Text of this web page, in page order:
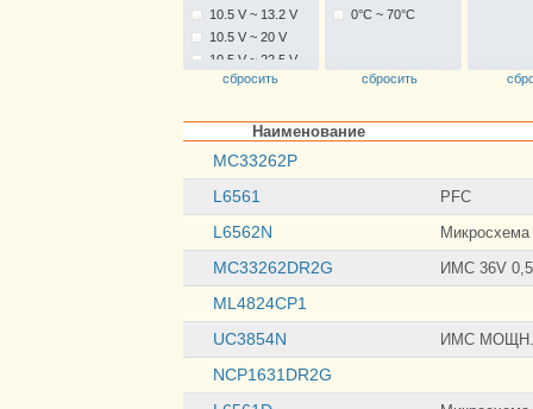
10.5 V ~ 13.2 V
10.5 V ~ 20 V
10.5 V ~ 22.5 V
11 V ~ 18 V
14.5 V ~ 30 V
0°C ~ 70°C
сбросить сбросить
Наименование
MC33262P
L6561
PFC
L6562N Микросхема
MC33262DR2G ИМС 36V
ML4824CP1
UC3854N
ИМС
NCP1631DR2G